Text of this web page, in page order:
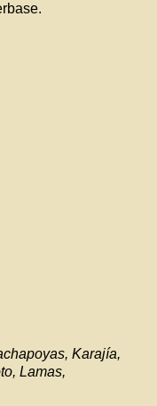
Karajía,
Lamas,